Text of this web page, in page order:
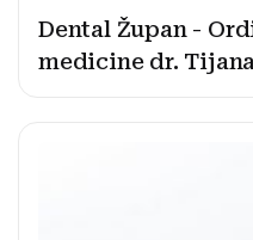
Dental Župan -
medicine dr.